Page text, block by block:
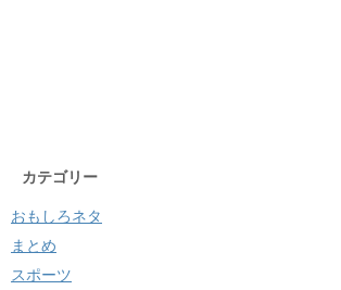
カテゴリー
おもしろネタ
まとめ
スポーツ